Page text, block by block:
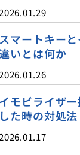
スマートキー
いとは何か
イモビライザ
した時の対処法